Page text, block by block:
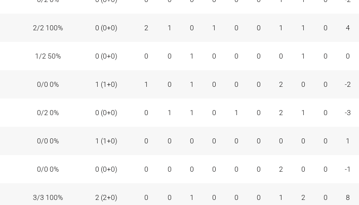
2/2 100% 0 (0+0) 2 1 0 1 0 0 1 1 0 4
1/2 50% 0 (0+0) 0 0 1 0 0 0 0 1 0 0
0/0 0% 1 (1+0) 1 0 1 0 0 0 2 0 0 -2
0/2 0% 0 (0+0) 0 1 1 0 1 0 2 1 0 -3
0/0 0% 1 (1+0) 0 0 0 0 0 0 0 0 0 1
0/0 0% 0 (0+0) 0 0 0 0 0 0 2 0 0 -1
3/3 100% 2 (2+0) 0 0 1 0 0 0 1 2 0 8